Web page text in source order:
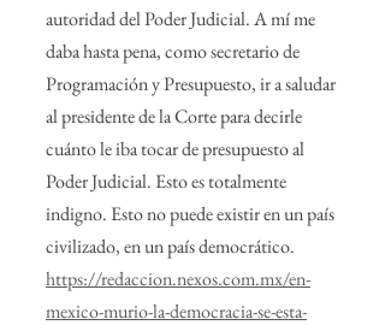
autoridad del Poder Judicial. A mí me
daba hasta pena, como secretario de
Programación y Presupuesto, ir a saludar
al presidente de la Corte para decirle
cuánto le iba tocar de presupuesto al
Poder Judicial. Esto es totalmente
indigno. Esto no puede existir en un país
civilizado, en un país democrático.
https://redaccion.nexos.com.mx/en-
mexico-murio-la-democracia-se-esta-